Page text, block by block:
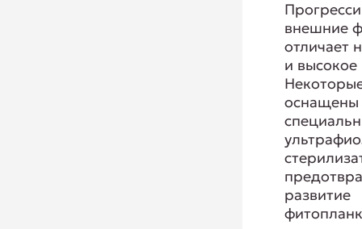
внешние
отличает
и высокое
оснащены
развитие